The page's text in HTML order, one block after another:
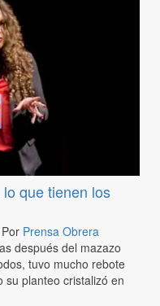
que tienen los
Por Prensa Obrera
después del mazazo
tuvo mucho rebote
su planteo cristalizó en